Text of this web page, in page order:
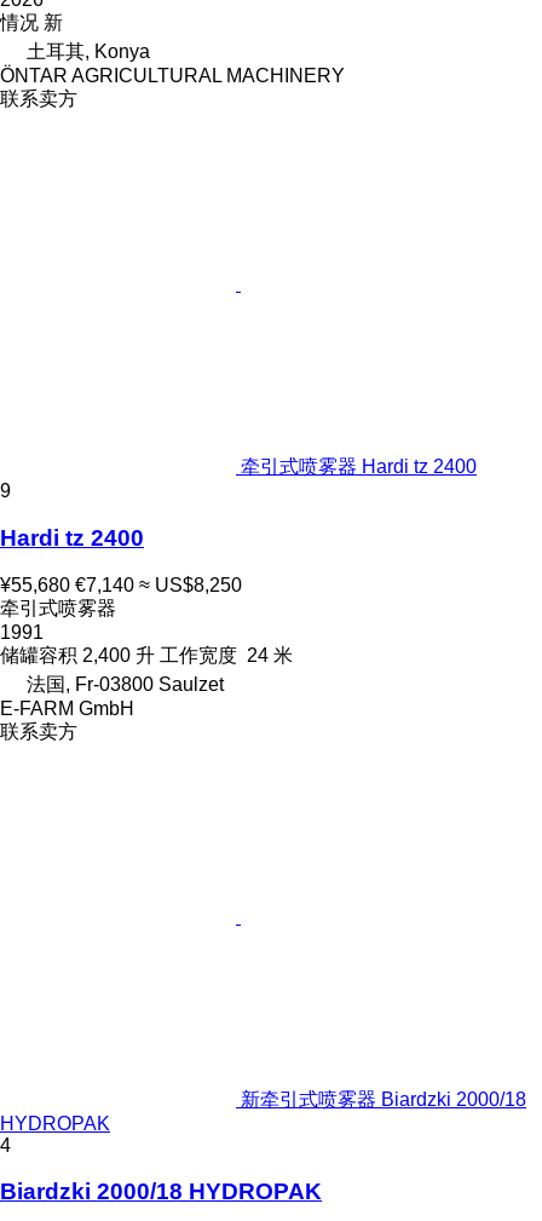
情况 新
土耳其, Konya
ÖNTAR AGRICULTURAL MACHINERY
联系卖方
牵引式喷雾器 Hardi tz 2400
9
Hardi tz 2400
¥55,680 €7,140 ≈ US$8,250
牵引式喷雾器
1991
储罐容积 2,400 升 工作宽度 24 米
法国, Fr-03800 Saulzet
E-FARM GmbH
联系卖方
新牵引式喷雾器 Biardzki 2000/18
HYDROPAK
4
Biardzki 2000/18 HYDROPAK